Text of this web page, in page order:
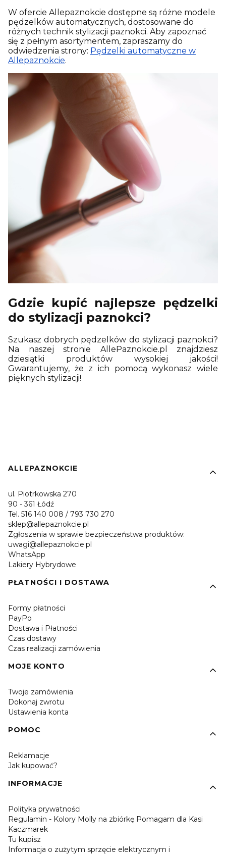
W ofercie Allepaznokcie dostępne są różne modele
pędzelków automatycznych, dostosowane do
różnych technik stylizacji paznokci. Aby zapoznać
się z pełnym asortymentem, zapraszamy do
odwiedzenia strony: Pędzelki automatyczne w
Allepaznokcie.
Gdzie kupić najlepsze pędzelki
do stylizacji paznokci?
Szukasz dobrych pędzelków do stylizacji paznokci?
Na naszej stronie AllePaznokcie.pl znajdziesz
dziesiątki produktów wysokiej jakości!
Gwarantujemy, że z ich pomocą wykonasz wiele
pięknych stylizacji!
Linki w stopce
ALLEPAZNOKCIE
ul. Piotrkowska 270
90 - 361 Łódź
Tel. 516 140 008 / 793 730 270
sklep@allepaznokcie.pl
Zgłoszenia w sprawie bezpieczeństwa produktów:
uwagi@allepaznokcie.pl
WhatsApp
Lakiery Hybrydowe
PŁATNOŚCI I DOSTAWA
Formy płatności
PayPo
Dostawa i Płatności
Czas dostawy
Czas realizacji zamówienia
MOJE KONTO
Twoje zamówienia
Dokonaj zwrotu
Ustawienia konta
POMOC
Reklamacje
Jak kupować?
INFORMACJE
Polityka prywatności
Regulamin - Kolory Molly na zbiórkę Pomagam dla Kasi
Kaczmarek
Tu kupisz
Informacja o zużytym sprzęcie elektrycznym i